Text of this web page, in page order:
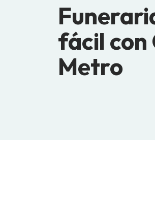
fácil con
Metro